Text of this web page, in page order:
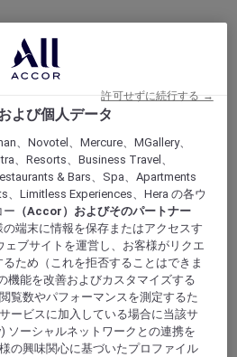
よび個人データ
、Novotel、Mercure、MGallery、
、Resorts、Business Travel、
& Bars、Spa、Apartments
、Limitless Experiences、Hera の各ウ
ー （Accor）およびそのパートナー
端末に情報を保存またはアクセスす
ェブサイトを運営し、お客様がリクエ
ため（これを拒否することはできま
機能を改善およびカスタマイズする
覧数やパフォーマンスを測定するた
ービスに加入している場合に当該サ
ソーシャルネットワークとの連携を
の興味関心に基づいたプロファイル
許可せずに続行する →